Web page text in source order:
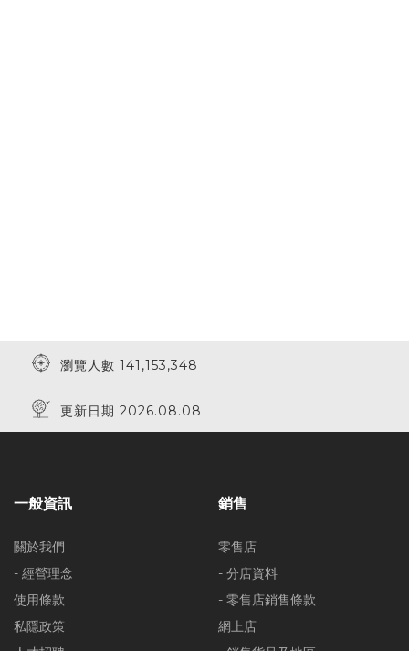
瀏覽人數 141,153,348
更新日期 2026.08.08
一般資訊
關於我們
- 經營理念
使用條款
私隱政策
銷售
零售店
- 分店資料
- 零售店銷售條款
網上店